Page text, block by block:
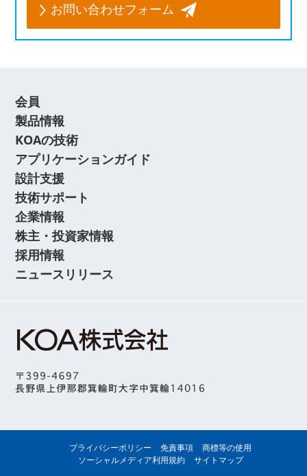
お問い合わせフォーム
会員
製品情報
KOAの技術
アプリケーションガイド
設計支援
技術サポート
企業情報
株主・投資家情報
採用情報
ニュースリリース
プライバシーポリシー 免責事項
商標等の使用
ソーシャルメディア利用規約
サイトマップ